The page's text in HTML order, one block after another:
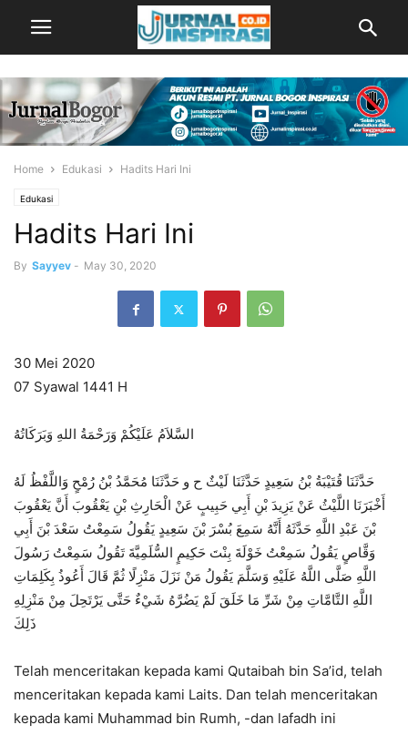
Home Edukasi Hadits Hari Ini
Edukasi
Hadits Hari Ini
By Sayyev - May 30, 2020
30 Mei 2020
07 Syawal 1441 H
السَّلاَمُ عَلَيْكُمْ وَرَحْمَةُ اللهِ وَبَرَكَاتُهُ
حَدَّثَنَا قُتَيْبَةُ بْنُ سَعِيدٍ حَدَّثَنَا لَيْثٌ ح و حَدَّثَنَا مُحَمَّدُ بْنُ رُمْحٍ وَاللَّفْظُ لَهُ
أَخْبَرَنَا اللَّيْثُ عَنْ يَزِيدَ بْنِ أَبِي حَبِيبٍ عَنْ الْحَارِثِ بْنِ يَعْقُوبَ أَنَّ يَعْقُوبَ
بْنَ عَبْدِ اللَّهِ حَدَّثَهُ أَنَّهُ سَمِعَ بُسْرَ بْنَ سَعِيدٍ يَقُولُ سَمِعْتُ سَعْدَ بْنَ أَبِي
وَقَّاصٍ يَقُولُ سَمِعْتُ خَوْلَةَ بِنْتَ حَكِيمٍ السُّلَمِيَّةَ تَقُولُ سَمِعْتُ رَسُولَ
اللَّهِ صَلَّى اللَّهُ عَلَيْهِ وَسَلَّمَ يَقُولُ مَنْ نَزَلَ مَنْزِلًا ثُمَّ قَالَ أَعُوذُ بِكَلِمَاتِ
اللَّهِ التَّامَّاتِ مِنْ شَرِّ مَا خَلَقَ لَمْ يَضُرَّهُ شَيْءٌ حَتَّى يَرْتَحِلَ مِنْ مَنْزِلِهِ
ذَلِكَ
Telah menceritakan kepada kami Qutaibah bin Sa’id, telah
menceritakan kepada kami Laits. Dan telah menceritakan
kepada kami Muhammad bin Rumh, -dan lafadh ini